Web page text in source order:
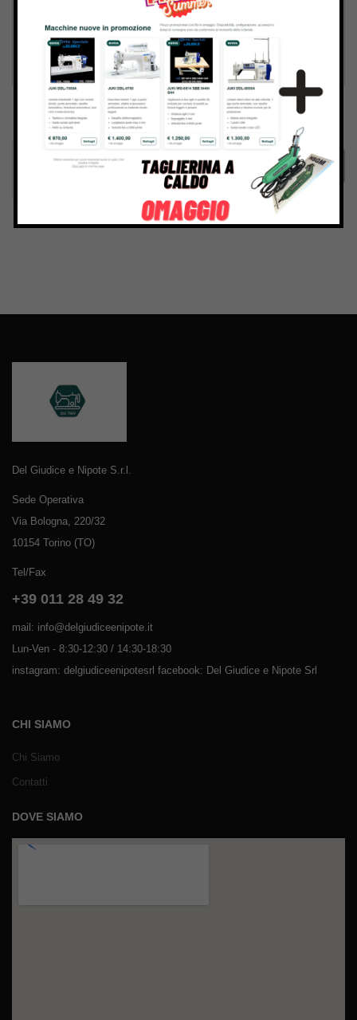
Inviando il messaggio confermo di aver letto e accettato
Termini e condizionidel sito web
Invia
Del Giudice e Nipote S.r.l.
Sede Operativa
Via Bologna, 220/32
10154 Torino (TO)
Tel/Fax
+39 011 28 49 32
mail: info@delgiudiceenipote.it
Lun-Ven - 8:30-12:30 / 14:30-18:30
instagram: delgiudiceenipotesrl facebook: Del Giudice e Nipote Srl
CHI SIAMO
Chi Siamo
Contatti
DOVE SIAMO